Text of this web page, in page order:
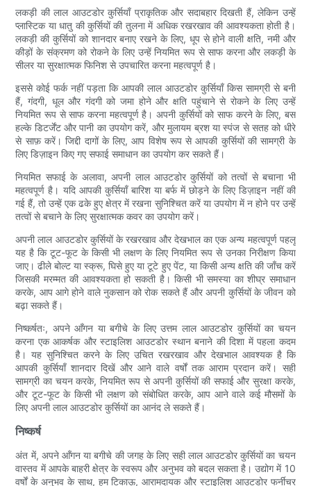
लकड़ी की लाल आउटडोर कुर्सियाँ प्राकृतिक और सदाबहार दिखती हैं, लेकिन उन्हें
प्लास्टिक या धातु की कुर्सियों की तुलना में अधिक रखरखाव की आवश्यकता होती है।
लकड़ी की कुर्सियों को शानदार बनाए रखने के लिए, धूप से होने वाली क्षति, नमी और
कीड़ों के संक्रमण को रोकने के लिए उन्हें नियमित रूप से साफ करना और लकड़ी के
सीलर या सुरक्षात्मक फिनिश से उपचारित करना महत्वपूर्ण है।
इससे कोई फर्क नहीं पड़ता कि आपकी लाल आउटडोर कुर्सियाँ किस सामग्री से बनी
हैं, गंदगी, धूल और गंदगी को जमा होने और क्षति पहुंचाने से रोकने के लिए उन्हें
नियमित रूप से साफ करना महत्वपूर्ण है। अपनी कुर्सियों को साफ करने के लिए, बस
हल्के डिटर्जेंट और पानी का उपयोग करें, और मुलायम ब्रश या स्पंज से सतह को धीरे
से साफ़ करें। जिद्दी दागों के लिए, आप विशेष रूप से आपकी कुर्सियों की सामग्री के
लिए डिज़ाइन किए गए सफाई समाधान का उपयोग कर सकते हैं।
नियमित सफाई के अलावा, अपनी लाल आउटडोर कुर्सियों को तत्वों से बचाना भी
महत्वपूर्ण है। यदि आपकी कुर्सियाँ बारिश या बर्फ में छोड़ने के लिए डिज़ाइन नहीं की
गई हैं, तो उन्हें एक ढके हुए क्षेत्र में रखना सुनिश्चित करें या उपयोग में न होने पर उन्हें
तत्वों से बचाने के लिए सुरक्षात्मक कवर का उपयोग करें।
अपनी लाल आउटडोर कुर्सियों के रखरखाव और देखभाल का एक अन्य महत्वपूर्ण पहलू
यह है कि टूट-फूट के किसी भी लक्षण के लिए नियमित रूप से उनका निरीक्षण किया
जाए। ढीले बोल्ट या स्क्रू, घिसे हुए या टूटे हुए पेंट, या किसी अन्य क्षति की जाँच करें
जिसकी मरम्मत की आवश्यकता हो सकती है। किसी भी समस्या का शीघ्र समाधान
करके, आप आगे होने वाले नुकसान को रोक सकते हैं और अपनी कुर्सियों के जीवन को
बढ़ा सकते हैं।
निष्कर्षतः, अपने आँगन या बगीचे के लिए उत्तम लाल आउटडोर कुर्सियों का चयन
करना एक आकर्षक और स्टाइलिश आउटडोर स्थान बनाने की दिशा में पहला कदम
है। यह सुनिश्चित करने के लिए उचित रखरखाव और देखभाल आवश्यक है कि
आपकी कुर्सियाँ शानदार दिखें और आने वाले वर्षों तक आराम प्रदान करें। सही
सामग्री का चयन करके, नियमित रूप से अपनी कुर्सियों की सफाई और सुरक्षा करके,
और टूट-फूट के किसी भी लक्षण को संबोधित करके, आप आने वाले कई मौसमों के
लिए अपनी लाल आउटडोर कुर्सियों का आनंद ले सकते हैं।
निष्कर्ष
अंत में, अपने आँगन या बगीचे की जगह के लिए सही लाल आउटडोर कुर्सियों का चयन
वास्तव में आपके बाहरी क्षेत्र के स्वरूप और अनुभव को बदल सकता है। उद्योग में 10
वर्षों के अनुभव के साथ, हम टिकाऊ, आरामदायक और स्टाइलिश आउटडोर फर्नीचर